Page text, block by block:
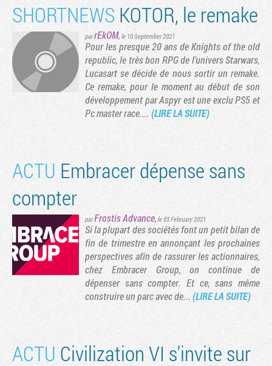
SHORTNEWS KOTOR, le remake
parrEkOM, le 10 September 2021
Pour les presque 20 ans de Knights of the old
republic, le très bon RPG de l'univers Starwars,
Lucasart se décide de nous sortir un remake.
Ce remake, pour le moment au début de son
développement par Aspyr est une exclu PS5 et
Pc master race.... (LIRE LA SUITE)
ACTU Embracer dépense sans
compter
parFrostis Advance, le 03 February 2021
Si la plupart des sociétés font un petit bilan de
fin de trimestre en annonçant les prochaines
perspectives afin de rassurer les actionnaires,
chez Embracer Group, on continue de
dépenser sans compter. Et ce, sans même
construire un parc avec de...(LIRE LA SUITE)
ACTU Civilization VI s'invite sur
suivante